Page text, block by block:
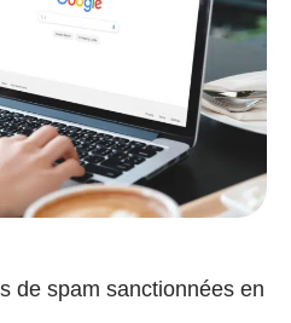
de spam sanctionnées en